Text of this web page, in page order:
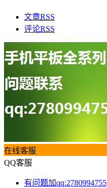
文章RSS
评论RSS
在线客服
QQ客服
有问题加qq:2780994755